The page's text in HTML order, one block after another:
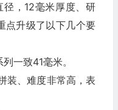
，12毫米厚度、研
点升级了以下几个要
一致41毫米。
装、难度非常高，表